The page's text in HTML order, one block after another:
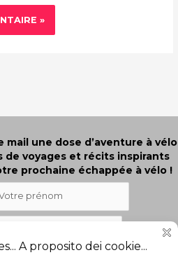
une dose d’aventure à vélo
de voyages et récits inspirants
prochaine échappée à vélo !
termes et les conditions.